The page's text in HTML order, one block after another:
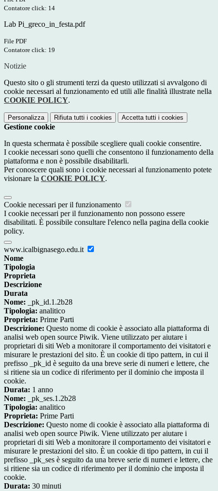
Contatore click: 14
Lab Pi_greco_in_festa.pdf
File PDF
Contatore click: 19
Notizie
Questo sito o gli strumenti terzi da questo utilizzati si avvalgono di
cookie necessari al funzionamento ed utili alle finalità illustrate nella
COOKIE POLICY.
Personalizza Rifiuta tutti i cookies Accetta tutti i cookies
Gestione cookie
In questa schermata è possibile scegliere quali cookie consentire.
I cookie necessari sono quelli che consentono il funzionamento della
piattaforma e non è possibile disabilitarli.
Per conoscere quali sono i cookie necessari al funzionamento potete
visionare la COOKIE POLICY.
Cookie necessari per il funzionamento
I cookie necessari per il funzionamento non possono essere
disabilitati. È possibile consultare l'elenco nella pagina della cookie
policy.
www.icalbignasego.edu.it
Nome
Tipologia
Proprieta
Descrizione
Durata
Nome: _pk_id.1.2b28
Tipologia: analitico
Proprieta: Prime Parti
Descrizione: Questo nome di cookie è associato alla piattaforma di
analisi web open source Piwik. Viene utilizzato per aiutare i
proprietari di siti Web a monitorare il comportamento dei visitatori e
misurare le prestazioni del sito. È un cookie di tipo pattern, in cui il
prefisso _pk_id è seguito da una breve serie di numeri e lettere, che
si ritiene sia un codice di riferimento per il dominio che imposta il
cookie.
Durata: 1 anno
Nome: _pk_ses.1.2b28
Tipologia: analitico
Proprieta: Prime Parti
Descrizione: Questo nome di cookie è associato alla piattaforma di
analisi web open source Piwik. Viene utilizzato per aiutare i
proprietari di siti Web a monitorare il comportamento dei visitatori e
misurare le prestazioni del sito. È un cookie di tipo pattern, in cui il
prefisso _pk_ses è seguito da una breve serie di numeri e lettere, che
si ritiene sia un codice di riferimento per il dominio che imposta il
cookie.
Durata: 30 minuti